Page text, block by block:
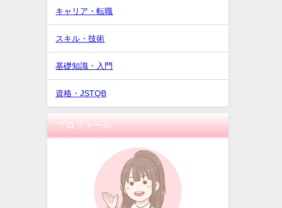
キャリア・転職
スキル・技術
基礎知識・入門
資格・JSTQB
プロフィール